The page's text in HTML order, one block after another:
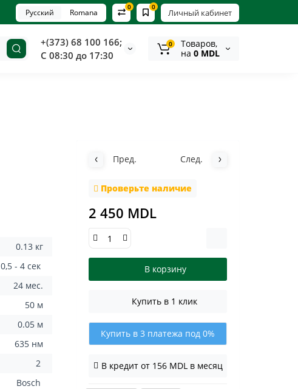
Личный кабинет
0
0
Русский Romana
+(373) 68 100 166;
С 08:30 до 17:30
0
Tоваров,
на 0 MDL
0.13 кг
0,5 - 4 сек
24 мес.
50 м
0.05 м
635 нм
2
Bosch
Пред. След.
Проверьте наличие
2 450 MDL
В корзину
Купить в 1 клик
Купить в 3 платежа под 0%
В кредит от 156 MDL в месяц